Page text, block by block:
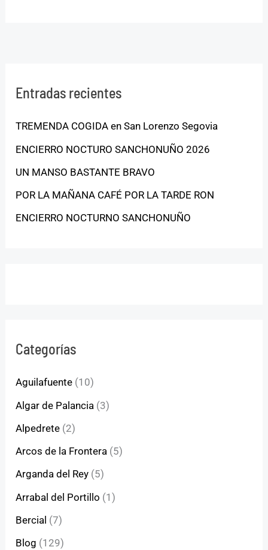
Entradas recientes
TREMENDA COGIDA en San Lorenzo Segovia
ENCIERRO NOCTURO SANCHONUÑO 2026
UN MANSO BASTANTE BRAVO
POR LA MAÑANA CAFÉ POR LA TARDE RON
ENCIERRO NOCTURNO SANCHONUÑO
Categorías
Aguilafuente (10)
Algar de Palancia (3)
Alpedrete (2)
Arcos de la Frontera (5)
Arganda del Rey (5)
Arrabal del Portillo (1)
Bercial (7)
Blog (129)